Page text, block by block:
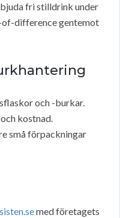
fri stilldrink under
of-difference gentemot
och -burkar.
kostnad.
små förpackningar
med företagets